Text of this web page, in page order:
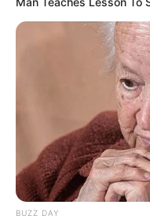
volt igazságügyi
felelősségéп. A
sorsú gyermekeket
amikor egy
BUZZ DAY